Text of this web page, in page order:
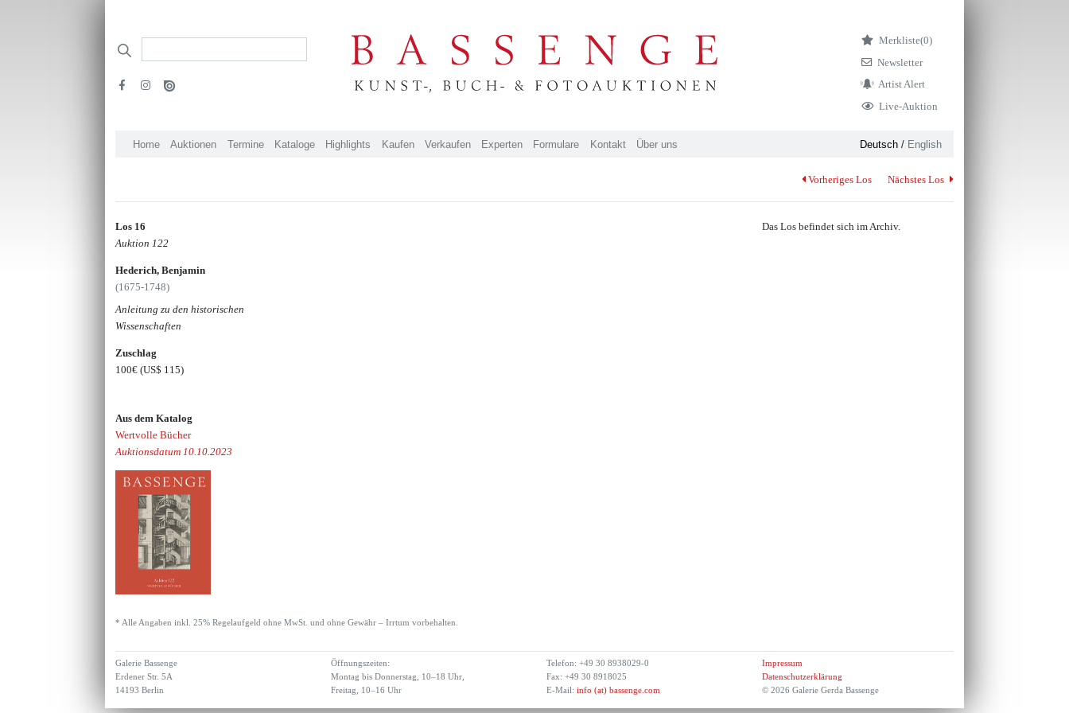
Merkliste(0)
Newsletter
Artist Alert
Live-Auktion
Home Auktionen Termine Kataloge Highlights Kaufen Verkaufen Experten Formulare Kontakt Über uns Deutsch/ English
Vorheriges Los Nächstes Los
Los 16
Auktion 122
Hederich, Benjamin
(1675-1748)
Anleitung zu den historischen
Wissenschaften
Zuschlag
100€(US$ 115)
Aus dem Katalog
Wertvolle Bücher
Auktionsdatum 10.10.2023
Das Los befindet sich im Archiv.
* Alle Angaben inkl. 25% Regelaufgeld ohne MwSt. und ohne Gewähr – Irrtum vorbehalten.
Galerie Bassenge
Erdener Str. 5A
14193 Berlin
Öffnungszeiten:
Montag bis Donnerstag, 10–18 Uhr,
Freitag, 10–16 Uhr
Telefon: +49 30 8938029-0
Fax: +49 30 8918025
E-Mail: info (at) bassenge.com
Impressum
Datenschutzerklärung
© 2026 Galerie Gerda Bassenge